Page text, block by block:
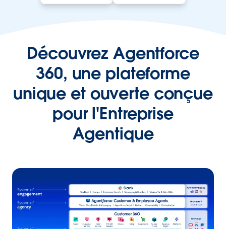
Découvrez Agentforce
360, une plateforme
unique et ouverte conçue
pour l'Entreprise
Agentique